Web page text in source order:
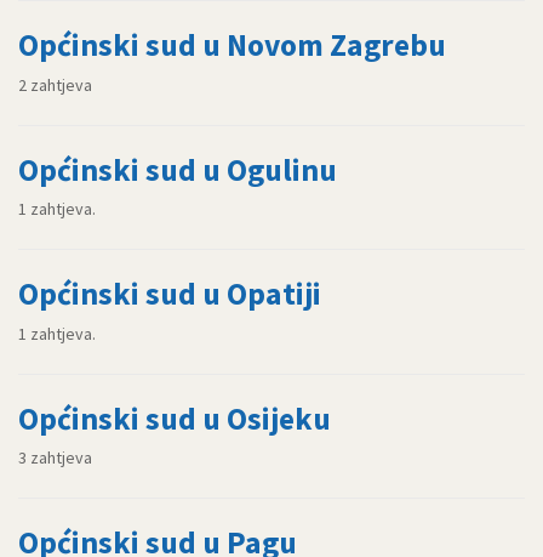
Općinski sud u Novom Zagrebu
2 zahtjeva
Općinski sud u Ogulinu
1 zahtjeva.
Općinski sud u Opatiji
1 zahtjeva.
Općinski sud u Osijeku
3 zahtjeva
Općinski sud u Pagu